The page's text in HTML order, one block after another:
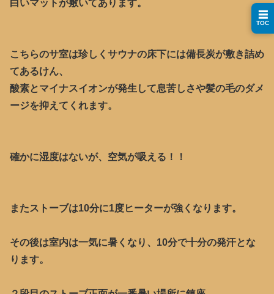
白いマットが敷いてあります。
こちらのサ室は珍しくサウナの床下には備長炭が敷き詰め
てあるけん、
酸素とマイナスイオンが発生して息苦しさや髪の毛のダメ
ージを抑えてくれます。
確かに湿度はないが、空気が吸える！！
またストーブは10分に1度ヒーターが強くなります。
その後は室内は一気に暑くなり、10分で十分の発汗とな
ります。
☰
TOC